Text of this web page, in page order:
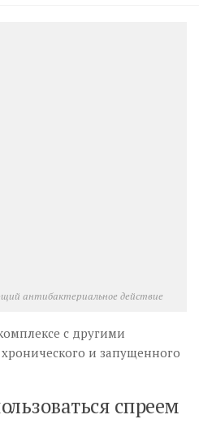
антибактериальное действие
с другими
и запущенного
спреем